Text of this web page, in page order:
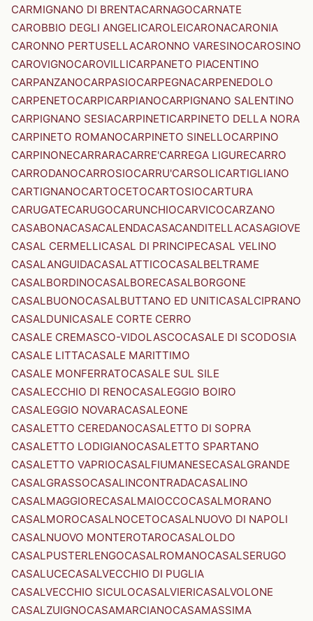
CARMIGNANO DI BRENTACARNAGOCARNATE
CAROBBIO DEGLI ANGELICAROLEICARONACARONIA
CARONNO PERTUSELLACARONNO VARESINOCAROSINO
CAROVIGNOCAROVILLICARPANETO PIACENTINO
CARPANZANOCARPASIOCARPEGNACARPENEDOLO
CARPENETOCARPICARPIANOCARPIGNANO SALENTINO
CARPIGNANO SESIACARPINETICARPINETO DELLA NORA
CARPINETO ROMANOCARPINETO SINELLOCARPINO
CARPINONECARRARACARRE'CARREGA LIGURECARRO
CARRODANOCARROSIOCARRU'CARSOLICARTIGLIANO
CARTIGNANOCARTOCETOCARTOSIOCARTURA
CARUGATECARUGOCARUNCHIOCARVICOCARZANO
CASABONACASACALENDACASACANDITELLACASAGIOVE
CASAL CERMELLICASAL DI PRINCIPECASAL VELINO
CASALANGUIDACASALATTICOCASALBELTRAME
CASALBORDINOCASALBORECASALBORGONE
CASALBUONOCASALBUTTANO ED UNITICASALCIPRANO
CASALDUNICASALE CORTE CERRO
CASALE CREMASCO-VIDOLASCOCASALE DI SCODOSIA
CASALE LITTACASALE MARITTIMO
CASALE MONFERRATOCASALE SUL SILE
CASALECCHIO DI RENOCASALEGGIO BOIRO
CASALEGGIO NOVARACASALEONE
CASALETTO CEREDANOCASALETTO DI SOPRA
CASALETTO LODIGIANOCASALETTO SPARTANO
CASALETTO VAPRIOCASALFIUMANESECASALGRANDE
CASALGRASSOCASALINCONTRADACASALINO
CASALMAGGIORECASALMAIOCCOCASALMORANO
CASALMOROCASALNOCETOCASALNUOVO DI NAPOLI
CASALNUOVO MONTEROTAROCASALOLDO
CASALPUSTERLENGOCASALROMANOCASALSERUGO
CASALUCECASALVECCHIO DI PUGLIA
CASALVECCHIO SICULOCASALVIERICASALVOLONE
CASALZUIGNOCASAMARCIANOCASAMASSIMA